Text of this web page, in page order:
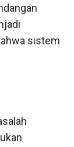
sistem